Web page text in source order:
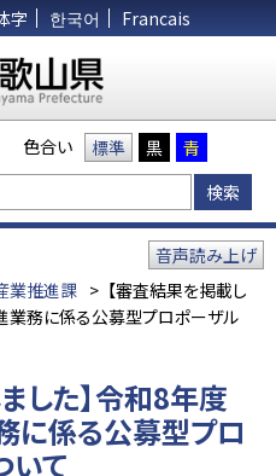
字 한국어 Francais
色合い 標準 黒 青
業推進課 > 【審査結果を掲載し
業務に係る公募型プロポーザル
音声読み上げ
した】令和8年度
に係る公募型プロ
いて